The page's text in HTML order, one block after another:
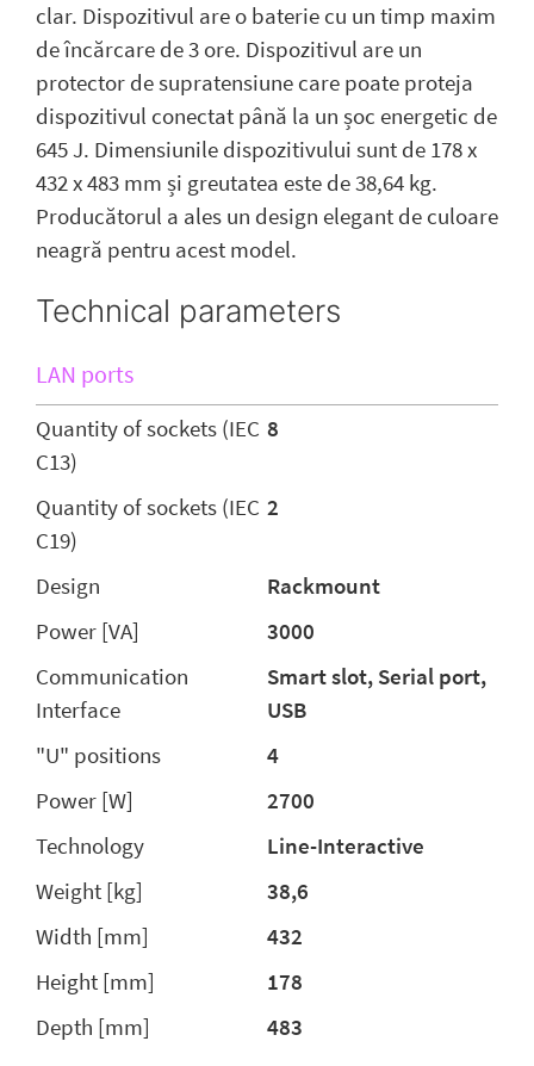
clar. Dispozitivul are o baterie cu un timp maxim
de încărcare de 3 ore. Dispozitivul are un
protector de supratensiune care poate proteja
dispozitivul conectat până la un șoc energetic de
645 J. Dimensiunile dispozitivului sunt de 178 x
432 x 483 mm și greutatea este de 38,64 kg.
Producătorul a ales un design elegant de culoare
neagră pentru acest model.
Technical parameters
LAN ports
Quantity of sockets (IEC
C13)
8
Quantity of sockets (IEC
C19)
2
Design
Rackmount
Power [VA]
3000
Communication
Interface
Smart slot, Serial port,
USB
"U" positions
4
Power [W]
2700
Technology
Line-Interactive
Weight [kg]
38,6
Width [mm]
432
Height [mm]
178
Depth [mm]
483